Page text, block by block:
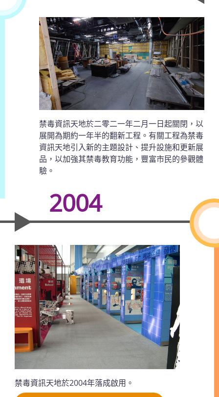
禁毒資訊天地於二零二一年二月一日起關閉，以
展開為期約一年半的翻新工程。有關工程為禁毒
資訊天地引入新的主題設計、提升設施和更新展
品，以加強其禁毒教育功能，豐富市民的參觀體
驗。
2004
禁毒資訊天地於2004年落成啟用。